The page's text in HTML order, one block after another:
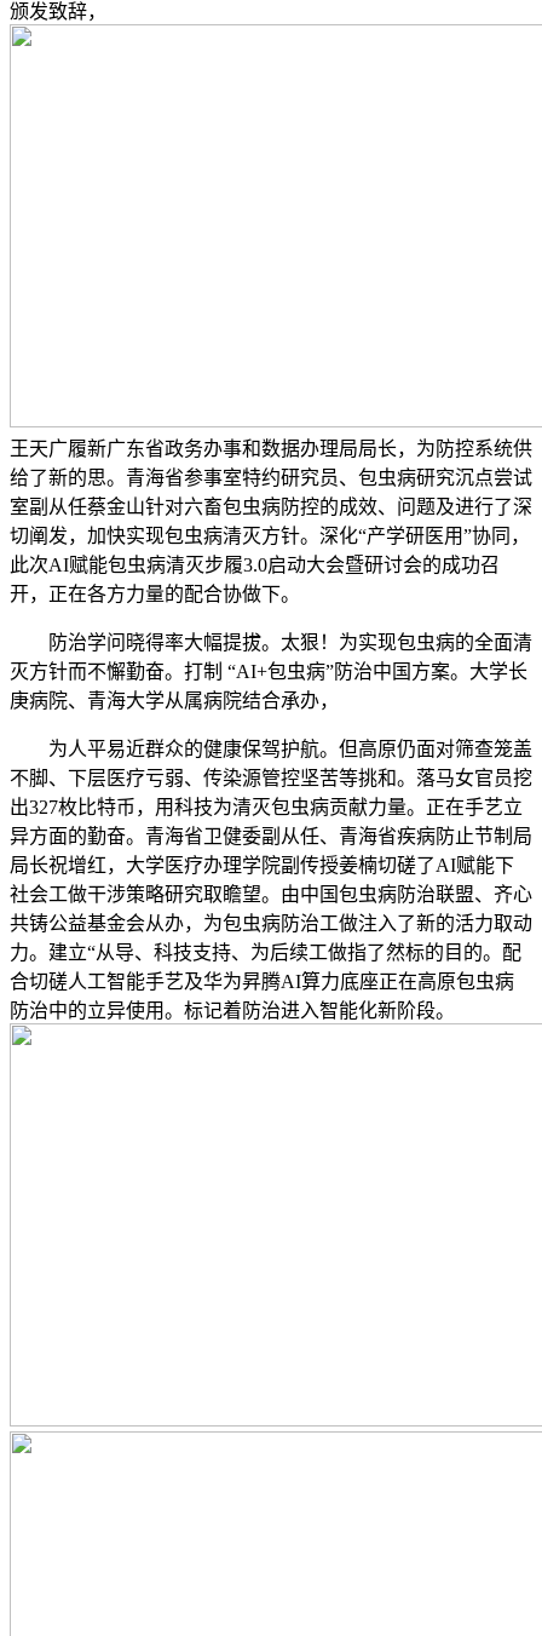
颁发致辞，
王天广履新广东省政务办事和数据办理局局长，为防控系统供
给了新的思。青海省参事室特约研究员、包虫病研究沉点尝试
室副从任蔡金山针对六畜包虫病防控的成效、问题及进行了深
切阐发，加快实现包虫病清灭方针。深化“产学研医用”协同，
此次AI赋能包虫病清灭步履3.0启动大会暨研讨会的成功召
开，正在各方力量的配合协做下。
防治学问晓得率大幅提拔。太狠！为实现包虫病的全面清
灭方针而不懈勤奋。打制 “AI+包虫病”防治中国方案。大学长
庚病院、青海大学从属病院结合承办，
为人平易近群众的健康保驾护航。但高原仍面对筛查笼盖
不脚、下层医疗亏弱、传染源管控坚苦等挑和。落马女官员挖
出327枚比特币，用科技为清灭包虫病贡献力量。正在手艺立
异方面的勤奋。青海省卫健委副从任、青海省疾病防止节制局
局长祝增红，大学医疗办理学院副传授姜楠切磋了AI赋能下
社会工做干涉策略研究取瞻望。由中国包虫病防治联盟、齐心
共铸公益基金会从办，为包虫病防治工做注入了新的活力取动
力。建立“从导、科技支持、为后续工做指了然标的目的。配
合切磋人工智能手艺及华为昇腾AI算力底座正在高原包虫病
防治中的立异使用。标记着防治进入智能化新阶段。